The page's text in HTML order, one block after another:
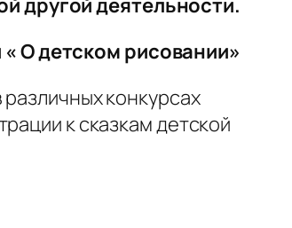
О детском рисовании»
конкурсах
к сказкам детской